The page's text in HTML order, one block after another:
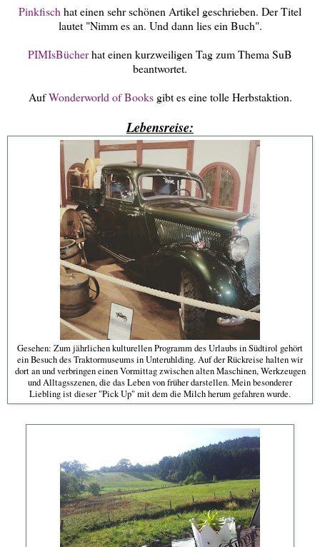
Pinkfisch hat einen sehr schönen Artikel geschrieben. Der Titel
lautet "Nimm es an. Und dann lies ein Buch".
PIMIsBücherhat einen kurzweiligen Tag zum Thema SuB
beantwortet.
AufWonderworld of Booksgibt es eine tolle Herbstaktion.
Lebensreise:
Gesehen: Zum jährlichen kulturellen Programm des Urlaubs in Südtirol gehört
ein Besuch des Traktormuseums in Unteruhlding. Auf der Rückreise halten wir
dort an und verbringen einen Vormittag zwischen alten Maschinen, Werkzeugen
und Alltagsszenen, die das Leben von früher darstellen. Mein besonderer
Liebling ist dieser "Pick Up" mit dem die Milch herum gefahren wurde.